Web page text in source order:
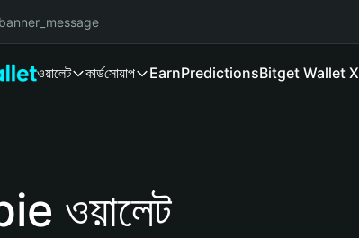
ওয়ালেট কার্ডসোয়াপ EarnPredictionsBitget Wallet X
ওয়ালেট